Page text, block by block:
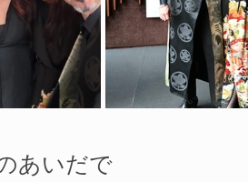
あいだで